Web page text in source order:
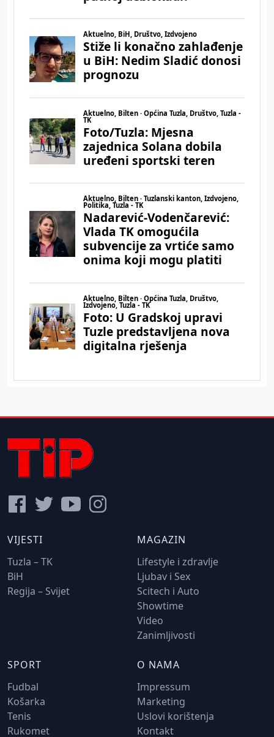
VIJESTI
Tuzla – TK
BiH
Regija – Svijet
MAGAZIN
Lifestyle i zdravlje
Ljubav i Sex
Scitech i Auto
Showtime
Video
Zanimljivosti
SPORT
Fudbal
Košarka
Tenis
Rukomet
O NAMA
Impressum
Marketing
Uslovi korištenja
Kontakt